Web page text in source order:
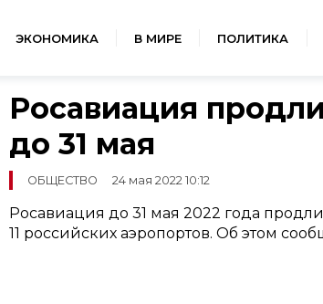
ЭКОНОМИКА В МИРЕ ПОЛИТИКА
Росавиация
до 31 мая
ОБЩЕСТВО 24 мая 2022 10:12
Росавиация до 31 мая 2022 года
11 российских аэропортов. Об этом